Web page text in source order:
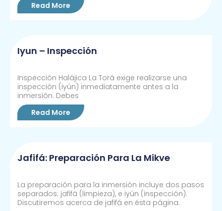
Read More
Iyun – Inspección
Inspección Halájica La Torá exige realizarse una
inspección (iyún) inmediatamente antes a la
inmersión. Debes
Read More
Jafifá: Preparación Para La Mikve
La preparación para la inmersión incluye dos pasos
separados: jafifá (limpieza), e iyún (inspección).
Discutiremos acerca de jafifá en ésta página.